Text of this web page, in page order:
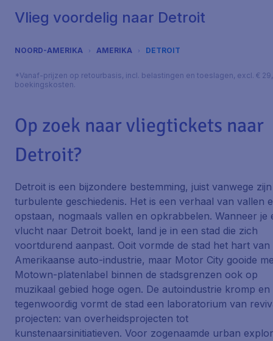
Vlieg voordelig naar Detroit
NOORD-AMERIKA AMERIKA DETROIT
*Vanaf-prijzen op retourbasis, incl. belastingen en toeslagen, excl. €
boekingskosten.
Op zoek naar vliegtickets naar
Detroit?
Detroit is een bijzondere bestemming, juist vanwege zijn
turbulente geschiedenis. Het is een verhaal van vallen
opstaan, nogmaals vallen en opkrabbelen. Wanneer je
vlucht naar Detroit boekt, land je in een stad die zich
voortdurend aanpast. Ooit vormde de stad het hart van
Amerikaanse auto-industrie, maar Motor City gooide
Motown-platenlabel binnen de stadsgrenzen ook op
muzikaal gebied hoge ogen. De autoindustrie kromp en
tegenwoordig vormt de stad een laboratorium van
projecten: van overheidsprojecten tot
kunstenaarsinitiatieven. Voor zogenaamde urban